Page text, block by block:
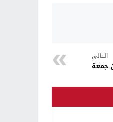
التالي
جمعة